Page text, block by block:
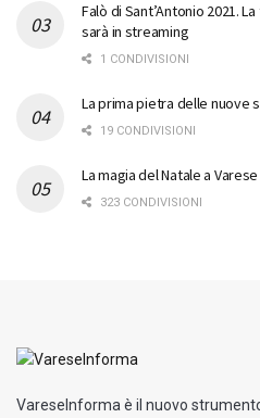
Falò di Sant’Antonio 2021.
sarà in streaming
1 CONDIVISIONI
La prima pietra delle nuove
19 CONDIVISIONI
La magia del Natale a Varese
323 CONDIVISIONI
VareseInforma è il nuovo